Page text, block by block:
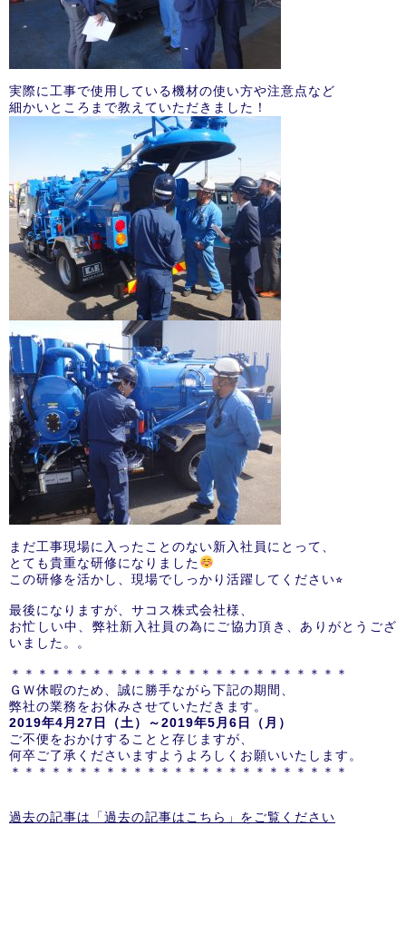
実際に工事で使用している機材の使い方や注意点など
細かいところまで教えていただきました！
まだ工事現場に入ったことのない新入社員にとって、
とても貴重な研修になりました
この研修を活かし、現場でしっかり活躍してください⭐︎
最後になりますが、サコス株式会社様、
お忙しい中、弊社新入社員の為にご協力頂き、ありがとうござ
いました。。
＊＊＊＊＊＊＊＊＊＊＊＊＊＊＊＊＊＊＊＊＊＊＊＊＊
ＧＷ休暇のため、誠に勝手ながら下記の期間、
弊社の業務をお休みさせていただきます。
2019年4 月27 日（土）～2019年5 月6 日（月）
ご不便をおかけすることと存じますが、
何卒ご了承くださいますようよろしくお願いいたします。
＊＊＊＊＊＊＊＊＊＊＊＊＊＊＊＊＊＊＊＊＊＊＊＊＊
過去の記事は「過去の記事はこちら」をご覧ください